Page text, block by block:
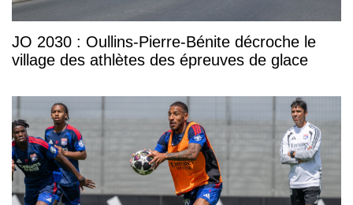
JO 2030 : Oullins-Pierre-Bénite décroche le
village des athlètes des épreuves de glace